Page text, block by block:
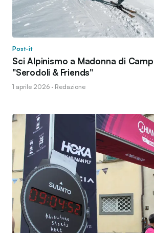
Post-it
Sci Alpinismo a Madonna di
"Serodoli & Friends"
1 aprile 2026 · Redazione